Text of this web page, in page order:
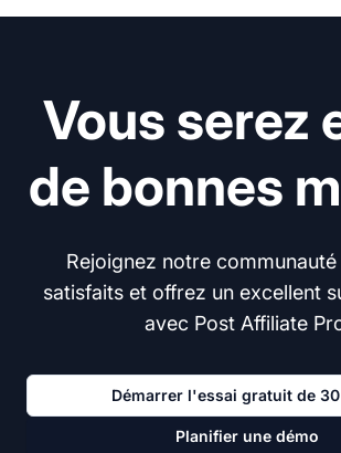
Vous serez
de bonnes
Rejoignez notre
satisfaits et offrez un excellent
avec Post Affiliate
Démarrer l'essai gratuit de
Planifier une démo